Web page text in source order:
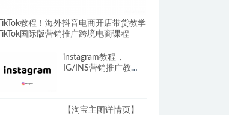
TikTok教程！海外抖音电商开店带货教学
TikTok国际版营销推广跨境电商课程
instagram教程，
IG/INS营销推广教
【淘宝主图详情页】